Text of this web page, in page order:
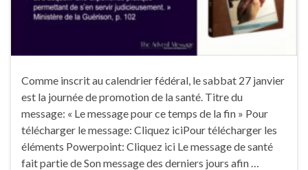
Comme inscrit au calendrier fédéral, le sabbat 27 janvier
est la journée de promotion de la santé. Titre du
message: « Le message pour ce temps de la fin » Pour
télécharger le message: Cliquez iciPour télécharger les
éléments Powerpoint: Cliquez ici Le message de santé
fait partie de Son message des derniers jours afin …